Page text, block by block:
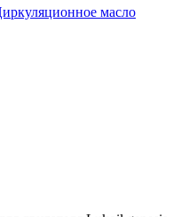
масло